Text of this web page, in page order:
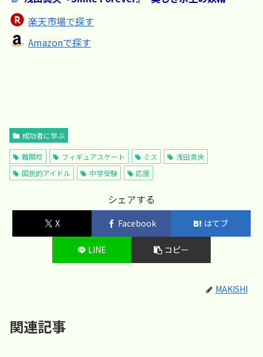
楽天市場で探す
Amazonで探す
成功者に学ぶ
難関校 フィギュアスケート ミス
浅田真央
国民的アイドル
中学受験 応援
シェアする
X Facebook はてブ
LINE コピー
MAKISHI
関連記事